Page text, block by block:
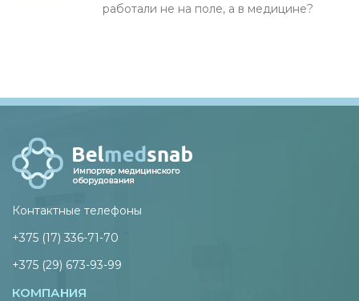
работали не на поле, а в медицине?
Контактные телефоны
+375 (17) 336-71-70
+375 (29) 673-93-99
КОМПАНИЯ